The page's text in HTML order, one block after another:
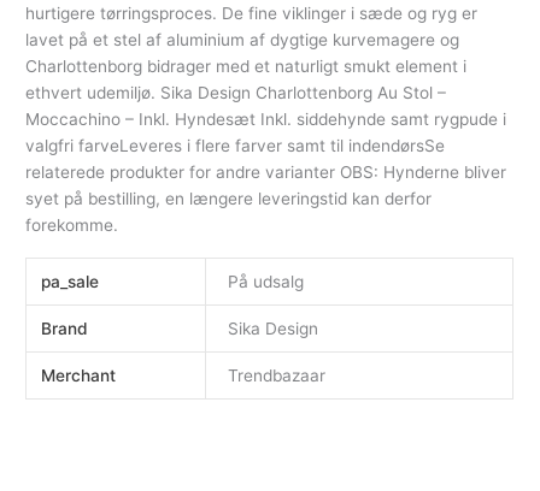
hurtigere tørringsproces. De fine viklinger i sæde og ryg er
lavet på et stel af aluminium af dygtige kurvemagere og
Charlottenborg bidrager med et naturligt smukt element i
ethvert udemiljø. Sika Design Charlottenborg Au Stol –
Moccachino – Inkl. Hyndesæt Inkl. siddehynde samt rygpude i
valgfri farveLeveres i flere farver samt til indendørsSe
relaterede produkter for andre varianter OBS: Hynderne bliver
syet på bestilling, en længere leveringstid kan derfor
forekomme.
pa_sale På udsalg
Brand Sika Design
Merchant Trendbazaar